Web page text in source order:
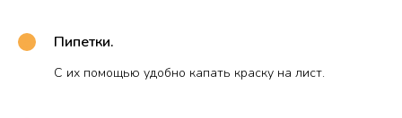
Пипетки.
С их помощью удобно капать краску на лист.